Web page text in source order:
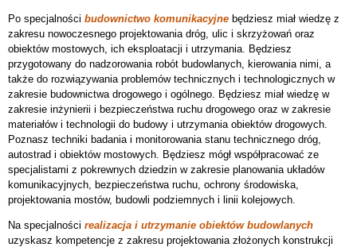
Po specjalności budownictwo komunikacyjne będziesz miał wiedzę z
zakresu nowoczesnego projektowania dróg, ulic i skrzyżowań oraz
obiektów mostowych, ich eksploatacji i utrzymania. Będziesz
przygotowany do nadzorowania robót budowlanych, kierowania nimi, a
także do rozwiązywania problemów technicznych i technologicznych w
zakresie budownictwa drogowego i ogólnego. Będziesz miał wiedzę w
zakresie inżynierii i bezpieczeństwa ruchu drogowego oraz w zakresie
materiałów i technologii do budowy i utrzymania obiektów drogowych.
Poznasz techniki badania i monitorowania stanu technicznego dróg,
autostrad i obiektów mostowych. Będziesz mógł współpracować ze
specjalistami z pokrewnych dziedzin w zakresie planowania układów
komunikacyjnych, bezpieczeństwa ruchu, ochrony środowiska,
projektowania mostów, budowli podziemnych i linii kolejowych.
Na specjalności realizacja i utrzymanie obiektów budowlanych
uzyskasz kompetencje z zakresu projektowania złożonych konstrukcji